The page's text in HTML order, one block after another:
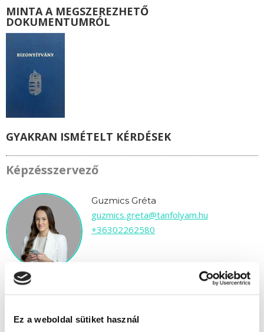
Ez a weboldal sütiket használ
MINTA A MEGSZEREZHETŐ
DOKUMENTUMRÓL
GYAKRAN ISMÉTELT KÉRDÉSEK
Képzésszervező
Guzmics Gréta
guzmics.greta@tanfolyam.hu
+36302262580